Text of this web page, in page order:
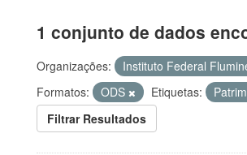
1 conjunto de dados
Organizações:
Instituto Federal
Formatos:
ODS Etiquetas:
Filtrar Resultados